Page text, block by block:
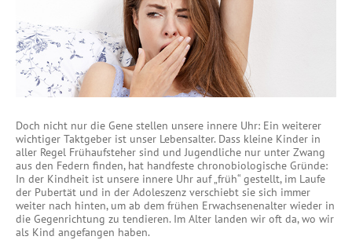
Schlafhygiene
Lebenssituation
ABC Schlafstörungen
Doch nicht nur die Gene stellen unsere innere Uhr: Ein weiterer
wichtiger Taktgeber ist unser Lebensalter. Dass kleine Kinder in
aller Regel Frühaufsteher sind und Jugendliche nur unter Zwang
aus den Federn finden, hat handfeste chronobiologische Gründe:
In der Kindheit ist unsere innere Uhr auf „früh“ gestellt, im Laufe
der Pubertät und in der Adoleszenz verschiebt sie sich immer
weiter nach hinten, um ab dem frühen Erwachsenenalter wieder in
die Gegenrichtung zu tendieren. Im Alter landen wir oft da, wo wir
als Kind angefangen haben.